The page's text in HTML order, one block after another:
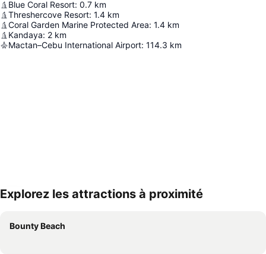
Blue Coral Resort: 0.7 km
Threshercove Resort: 1.4 km
Coral Garden Marine Protected Area: 1.4 km
Kandaya: 2 km
Mactan–Cebu International Airport: 114.3 km
Explorez les attractions à proximité
Bounty Beach